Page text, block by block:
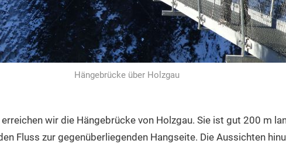
Hängebrücke über Holzgau
wir die Hängebrücke von Holzgau. Sie ist gut 200 m
Fluss zur gegenüberliegenden Hangseite. Die Aussichten